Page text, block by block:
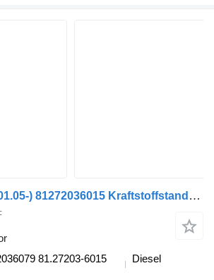
MAN TGL 7.180 (01.05-) 81272036015 Kraftstoffstandsensor für MAN TGL, TGM, TGS, TGX (2005-2021) Sattelzugmaschine
81.27203-6015
Diesel